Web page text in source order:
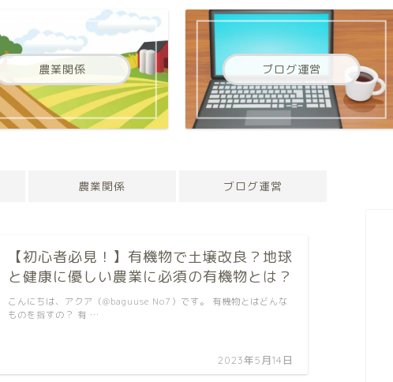
農業関係 ブログ運営
農業関係 ブログ運営
【初心者必見！】有機物で土壌改良？地球
と健康に優しい農業に必須の有機物とは？
2023年5月14日
こんにちは、アクア（@baguuse No7）です。 有機物とはどんな
ものを指すの？ 有 …